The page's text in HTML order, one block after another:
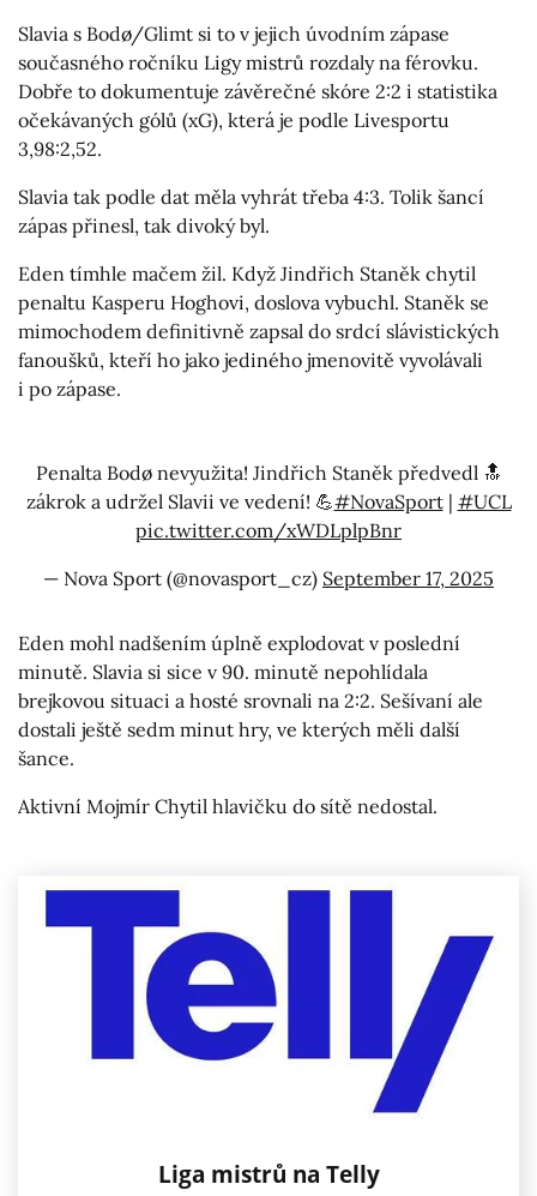
Slavia s Bodø/Glimt si to v jejich úvodním zápase
současného ročníku Ligy mistrů rozdaly na férovku.
Dobře to dokumentuje závěrečné skóre 2:2 i statistika
očekávaných gólů (xG), která je podle Livesportu
3,98:2,52.
Slavia tak podle dat měla vyhrát třeba 4:3. Tolik šancí
zápas přinesl, tak divoký byl.
Eden tímhle mačem žil. Když Jindřich Staněk chytil
penaltu Kasperu Hoghovi, doslova vybuchl. Staněk se
mimochodem definitivně zapsal do srdcí slávistických
fanoušků, kteří ho jako jediného jmenovitě vyvolávali
i po zápase.
Penalta Bodø nevyužita! Jindřich Staněk předvedl 🔝
zákrok a udržel Slavii ve vedení! 💪#NovaSport| #UCL
pic.twitter.com/xWDLplpBnr
— Nova Sport (@novasport_cz) September 17, 2025
Eden mohl nadšením úplně explodovat v poslední
minutě. Slavia si sice v 90. minutě nepohlídala
brejkovou situaci a hosté srovnali na 2:2. Sešívaní ale
dostali ještě sedm minut hry, ve kterých měli další
šance.
Aktivní Mojmír Chytil hlavičku do sítě nedostal.
Liga mistrů na Telly